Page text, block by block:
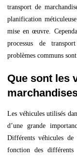
transport de
planification
mise en œuvre.
processus de
problèmes communs
Que sont les
Les véhicules utilisés
d’une grande
Différents véhicules de
fonction des